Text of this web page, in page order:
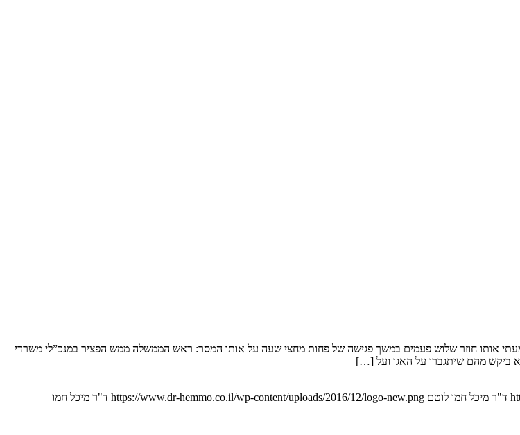
אותו חוזר שלוש פעמים במשך פגישה של פחות מחצי שעה על אותו המסר: ראש הממשלה ממש הפציר במנכ”לי משרדי
ביקש מהם שיתגברו על האגו ועל […]
ד"ר מיכל חמו לוטם https://www.dr-hemmo.co.il/wp-content/uploads/2016/12/logo-new.png ד"ר מיכל חמו